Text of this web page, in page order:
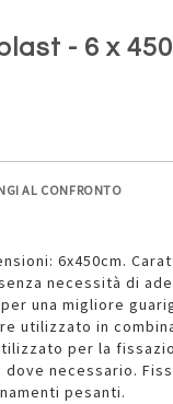
- 6 x
AL CONFRONTO
6x450cm.
necessità di
una migliore
utilizzato in
per la
necessario.
pesanti.